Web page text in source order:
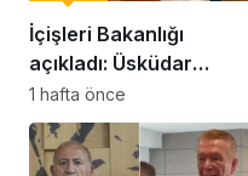
İçişleri Bakanlığı
açıkladı: Üsküdar
Belediye Başkanı
Sinem Dedetaş
görevden uzaklaştırıldı
1 hafta önce